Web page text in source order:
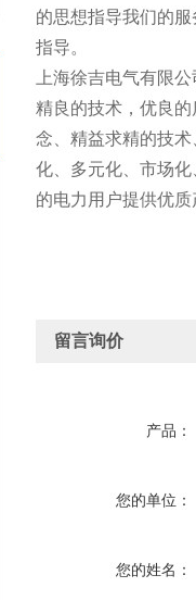
的思想指导我们的
指导。
上海徐吉电气有限
精良的技术，优良
念、精益求精的技
化、多元化、市场
的电力用户提供优
留言询价
产品：
您的单位：
您的姓名：